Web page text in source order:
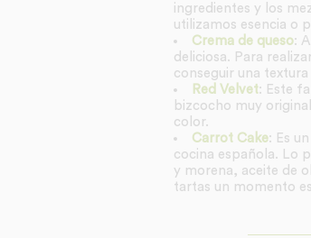
ingredientes y los
utilizamos esencia o
Crema de queso:
deliciosa. Para
conseguir una
Red Velvet: Este
bizcocho muy
color.
Carrot Cake: Es
cocina española. Lo
y morena, aceite de
tartas un momento